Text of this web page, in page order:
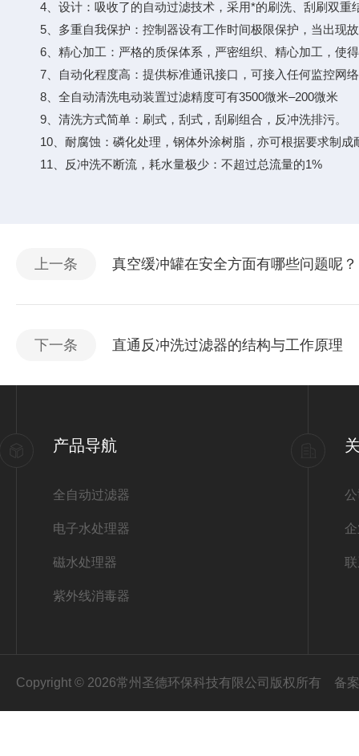
4、设计：吸收了的自动过滤技术，采用*的刷洗、刮刷双重
5、多重自我保护：控制器设有工作时间极限保护，当出现故
6、精心加工：严格的质保体系，严密组织、精心加工，使
7、自动化程度高：提供标准通讯接口，可接入任何监控网
8、全自动清洗电动装置过滤精度可有3500微米–200微米
9、清洗方式简单：刷式，刮式，刮刷组合，反冲洗排污。
10、耐腐蚀：磷化处理，钢体外涂树脂，亦可根据要求制成
11、反冲洗不断流，耗水量极少：不超过总流量的1%
上一条 真空缓冲罐在安全方面有哪些问题呢？
下一条 直通反冲洗过滤器的结构与工作原理
产品导航
全自动过滤器
电子水处理器
磁水处理器
紫外线消毒器
Copyright © 2026常州圣德环保科技有限公司版权所有 备